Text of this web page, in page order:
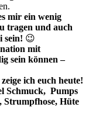
mir ein wenig
tragen und auch
sein! 😉
mit
sein können –
ich euch heute!
Schmuck, Pumps
Strumpfhose, Hüte